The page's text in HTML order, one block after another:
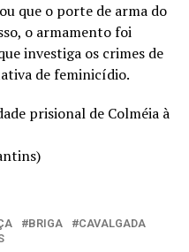
que o porte de arma do
o armamento foi
investiga os crimes de
de feminicídio.
prisional de Colméia à
BRIGA
CAVALGADA